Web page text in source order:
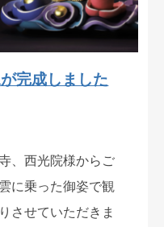
完成しました
、西光院様からご
に乗った御姿で観
させていただきま